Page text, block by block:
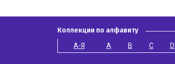
Коллекции по алфавиту
А-Я A B C D